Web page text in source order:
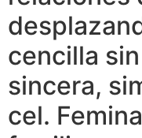
cencilla
sincera,
cel.